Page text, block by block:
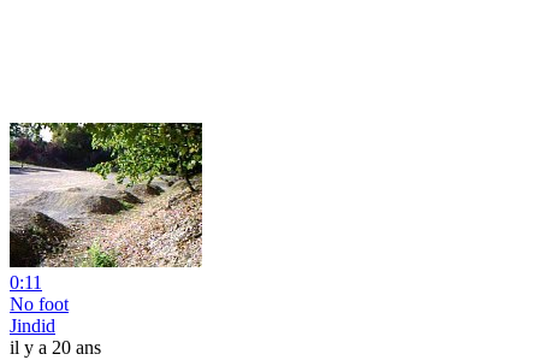
0:11
No foot
Jindid
il y a 20 ans